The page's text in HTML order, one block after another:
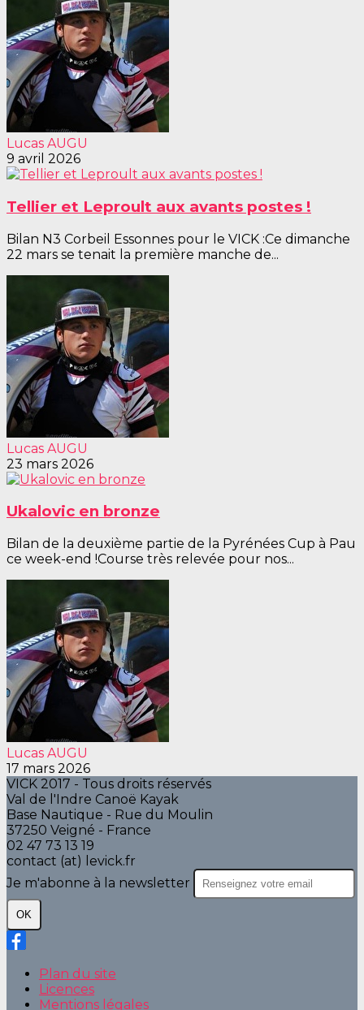
Lucas AUGU
9 avril 2026
Tellier et Leproult aux avants postes !
Bilan N3 Corbeil Essonnes pour le VICK :Ce dimanche
22 mars se tenait la première manche de...
Lucas AUGU
23 mars 2026
Ukalovic en bronze
Bilan de la deuxième partie de la Pyrénées Cup à Pau
ce week-end !Course très relevée pour nos...
Lucas AUGU
17 mars 2026
VICK 2017 - Tous droits réservés
Val de l'Indre Canoë Kayak
Base Nautique - Rue du Moulin
37250 Veigné - France
02 47 73 13 19
contact (at) levick.fr
Je m'abonne à la newsletter
OK
Plan du site
Licences
Mentions légales